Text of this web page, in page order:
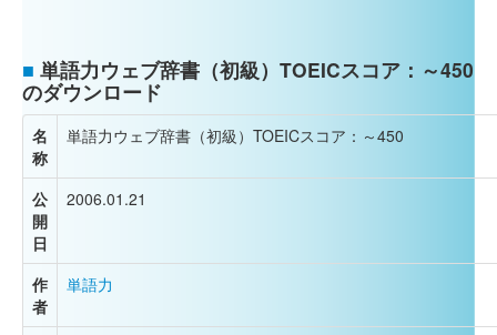
■ 単語力ウェブ辞書（初級）TOEICスコア：～450
のダウンロード
名
称
単語力ウェブ辞書（初級）TOEICスコア：～450
公
開
日
2006.01.21
作
者
単語力